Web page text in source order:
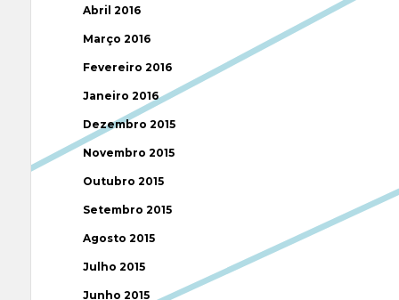
Abril 2016
Março 2016
Fevereiro 2016
Janeiro 2016
Dezembro 2015
Novembro 2015
Outubro 2015
Setembro 2015
Agosto 2015
Julho 2015
Junho 2015